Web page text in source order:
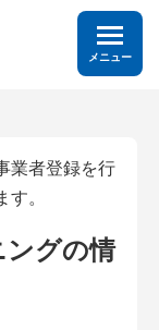
メニュー
業者登録を行
。
ングの情